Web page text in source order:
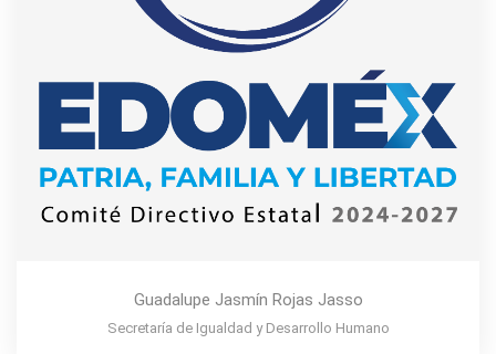
Guadalupe Jasmín Rojas Jasso
Secretaría de Igualdad y Desarrollo Humano